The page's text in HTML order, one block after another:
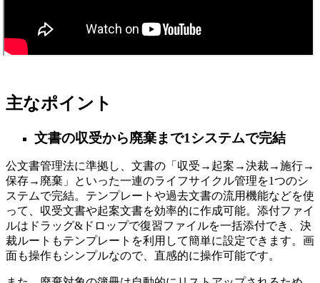
主なポイント
文書の収受から廃棄まで1システムで完結
公文書管理法に準拠し、文書の「収受→起案→決裁→施行→
保存→廃棄」といった一連のライフサイクル管理を1つのシ
ステムで完結。テンプレートや過去文書の流用機能などを使
って、収受文書や起案文書を効率的に作成可能。添付ファイ
ルはドラッグ&ドロップで復習ファイルを一括添付でき、決
裁ルートもテンプレートを利用して簡単に設定できます。画
面も操作もシンプルなので、直感的に操作可能です。